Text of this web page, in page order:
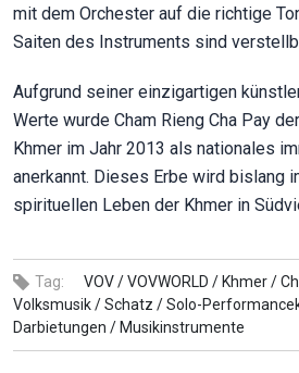
mit dem Orchester auf die richtige
Saiten des Instruments sind
Aufgrund seiner einzigartigen
Werte wurde Cham Rieng Cha Pay
Khmer im Jahr 2013 als nationales
anerkannt. Dieses Erbe wird bislang
spirituellen Leben der Khmer in
Tag: VOV /VOVWORLD / Khmer /
Volksmusik /Schatz /Solo-
Darbietungen / Musikinstrumente